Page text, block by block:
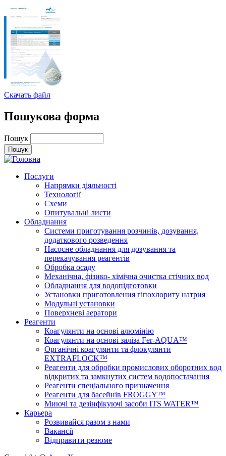
Скачать файл
Пошукова форма
Пошук
Послуги
Напрямки діяльності
Технології
Схеми
Опитувальні листи
Обладнання
Системи приготування розчинів, дозування,
додаткового розведення
Насосне обладнання для дозування та
перекачування реагентів
Обробка осаду
Механічна, фізико- хімічна очистка стічних вод
Обладнання для водопідготовки
Установки приготовления гіпохлориту натрия
Модульні установки
Поверхневі аератори
Реагенти
Коагулянти на основі алюмінію
Коагулянти на основі заліза Fer-AQUA™
Органічні коагулянти та флокулянти
EXTRAFLOCK™
Реагенти для обробки промислових оборотних вод
відкритих та замкнутих систем водопостачання
Реагенти спеціального призначення
Реагенти для басейнів FROGGY™
Миючі та дезінфікуючі засоби ITS WATER™
Карьера
Розвивайся разом з нами
Вакансії
Відправити резюме